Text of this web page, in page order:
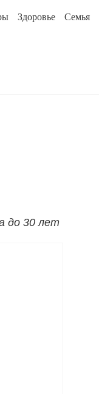
Здоровье Семья
до 30 лет